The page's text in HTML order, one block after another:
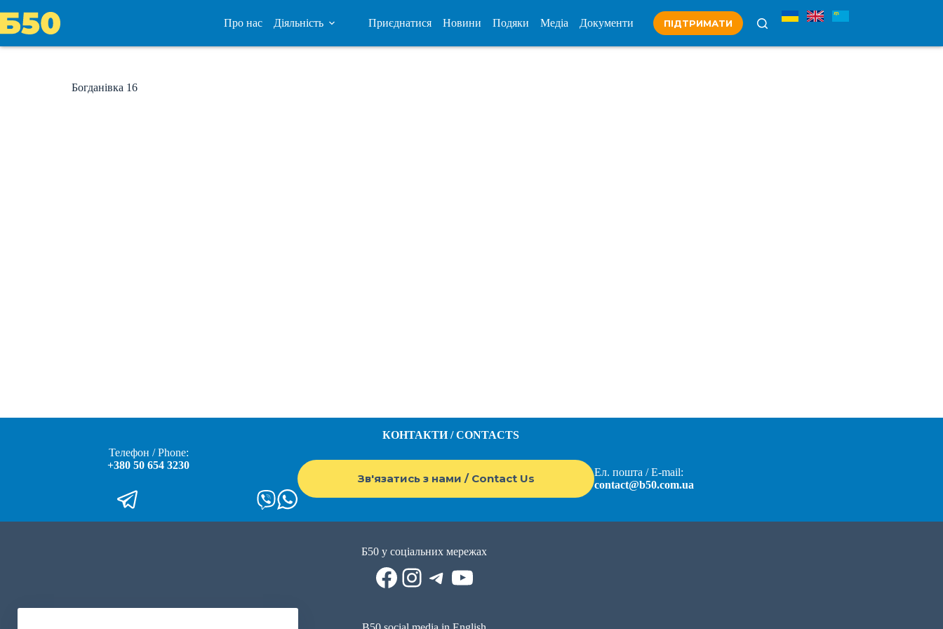
до
вмісту
Про нас Діяльність Приєднатися Новини Подяки Медіа Документи ПІДТРИМАТИ
Богданівка 16
КОНТАКТИ / CONTACTS
Телефон / Phone:
+380 50 654 3230
Зв'язатись з нами / Contact Us
Ел. пошта / E-mail:
contact@b50.com.ua
Б50 у соціальних мережах
Facebook
Instagram
Telegram
YouTube